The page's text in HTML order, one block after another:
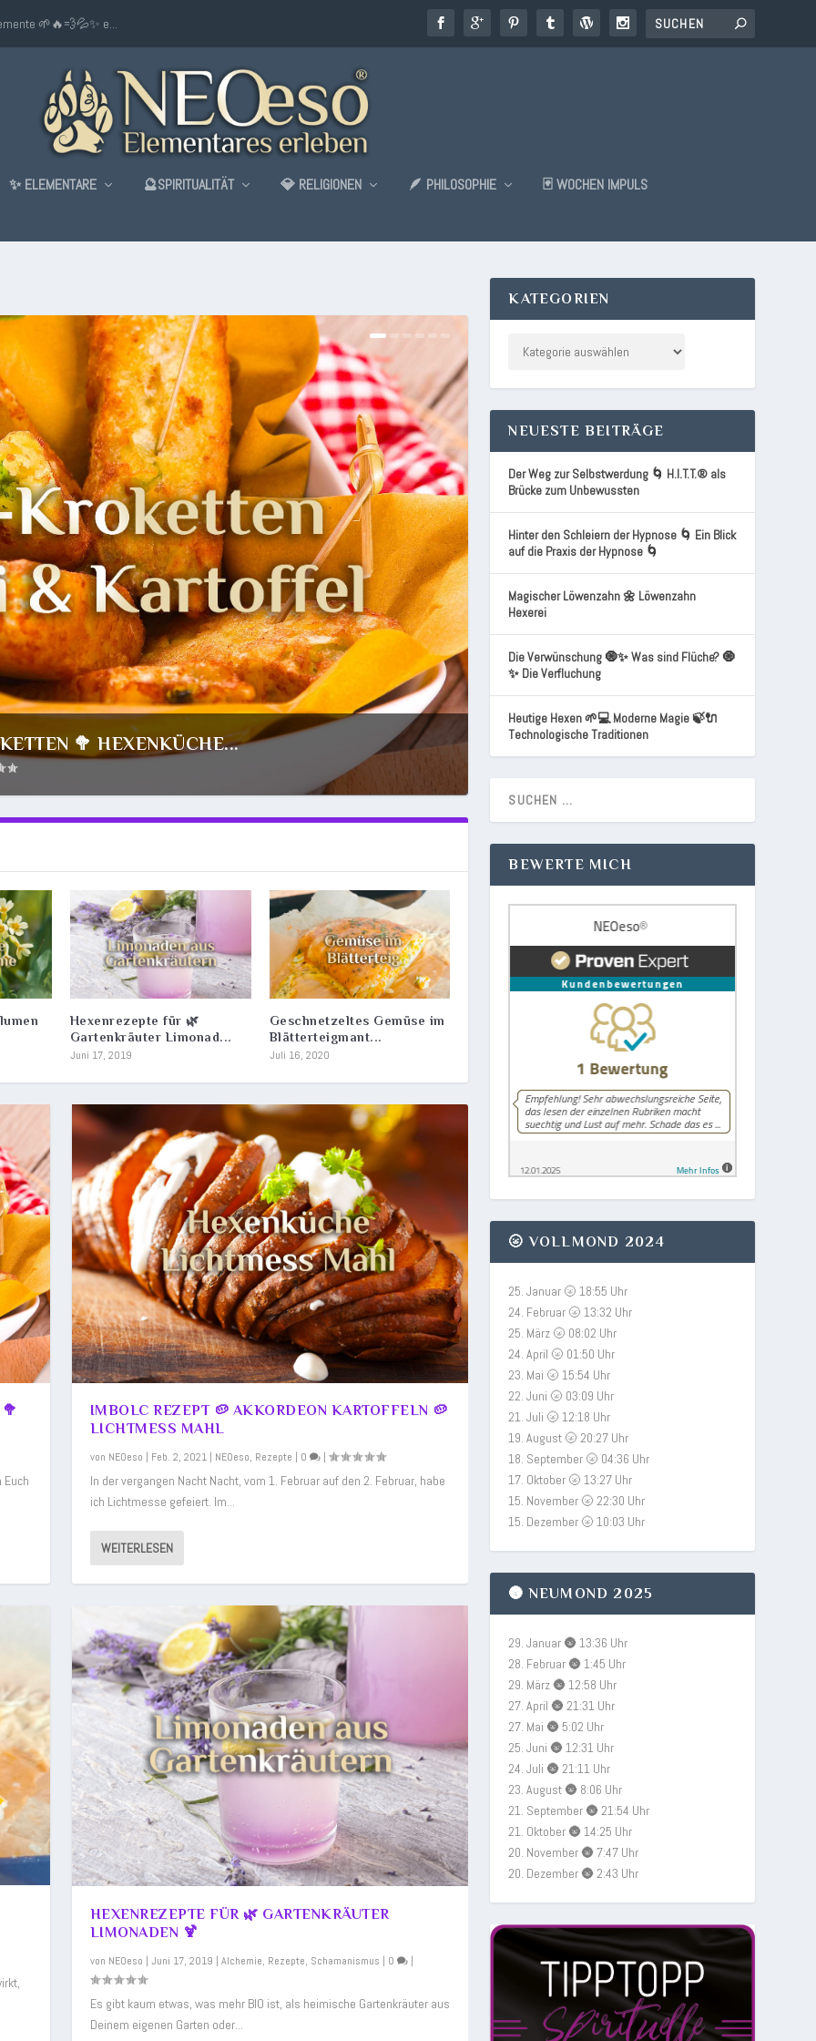
🌱🔥💨💦✨ e...
✨ ELEMENTARE 🔮SPIRITUALITÄT 💎 RELIGIONEN 🪶 PHILOSOPHIE 🃏 WOCHEN IMPULS
🥦 HEXENKÜCHE...
🥔 LICHTMESS M...
🥕🥒🧅🌶️...
LIMONADEN 🍹...
|0 |
GRIPPE...
|
ESSEN 🍯 ELEME...
|
Hexenrezepte für 🌿
Gartenkräuter Limonad...
Juni 17, 2019
Geschnetzeltes Gemüse im
Blätterteigmant...
Juli 16, 2020
IMBOLC REZEPT 🥔 AKKORDEON KARTOFFELN 🥔
LICHTMESS MAHL
von NEOeso | Feb. 2, 2021| NEOeso, Rezepte | 0 |
In der vergangen Nacht Nacht, vom 1. Februar auf den 2. Februar, habe
ich Lichtmesse gefeiert. Im...
WEITERLESEN
HEXENREZEPTE FÜR 🌿 GARTENKRÄUTER
LIMONADEN 🍹
von NEOeso | Juni 17, 2019 | Alchemie, Rezepte, Schamanismus | 0 |
Es gibt kaum etwas, was mehr BIO ist, als heimische Gartenkräuter aus
Deinem eigenen Garten oder...
KATEGORIEN
NEUESTE BEITRÄGE
Der Weg zur Selbstwerdung 🌀 H.I.T.T.® als
Brücke zum Unbewussten
Hinter den Schleiern der Hypnose 🌀 Ein Blick
auf die Praxis der Hypnose 🌀
Magischer Löwenzahn 🌼 Löwenzahn
Hexerei
Die Verwünschung 🧿✨ Was sind Flüche? 🧿
✨ Die Verfluchung
Heutige Hexen 🌱💻 Moderne Magie 🍃🔌
Technologische Traditionen
BEWERTE MICH
🌝 VOLLMOND 2024
25. Januar 🌝 18:55 Uhr
24. Februar 🌝 13:32 Uhr
25. März 🌝 08:02 Uhr
24. April 🌝 01:50 Uhr
23. Mai 🌝 15:54 Uhr
22. Juni 🌝 03:09 Uhr
21. Juli 🌝 12:18 Uhr
19. August 🌝 20:27 Uhr
18. September 🌝 04:36 Uhr
17. Oktober 🌝 13:27 Uhr
15. November 🌝 22:30 Uhr
15. Dezember 🌝 10:03 Uhr
🌚 NEUMOND 2025
29. Januar 🌚 13:36 Uhr
28. Februar 🌚 1:45 Uhr
29. März 🌚 12:58 Uhr
27. April 🌚 21:31 Uhr
27. Mai 🌚 5:02 Uhr
25. Juni 🌚 12:31 Uhr
24. Juli 🌚 21:11 Uhr
23. August 🌚 8:06 Uhr
21. September 🌚 21:54 Uhr
21. Oktober 🌚 14:25 Uhr
20. November 🌚 7:47 Uhr
20. Dezember 🌚 2:43 Uhr